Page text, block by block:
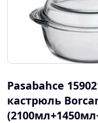
Pasabahce
кастрюль